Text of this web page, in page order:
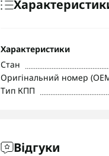
Характеристики
Стан
Оригінальний номер
Тип КПП
Відгуки